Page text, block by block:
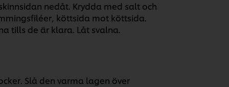
nedåt. Krydda med salt och
köttsida mot köttsida.
tills de är klara. Låt svalna.
Slå den varma lagen över